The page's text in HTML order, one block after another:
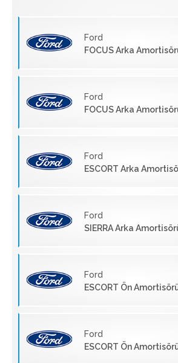
Ford
FOCUS Arka
Ford
FOCUS Arka
Ford
ESCORT Arka
Ford
SIERRA Arka
Ford
ESCORT Ön
Ford
ESCORT Ön